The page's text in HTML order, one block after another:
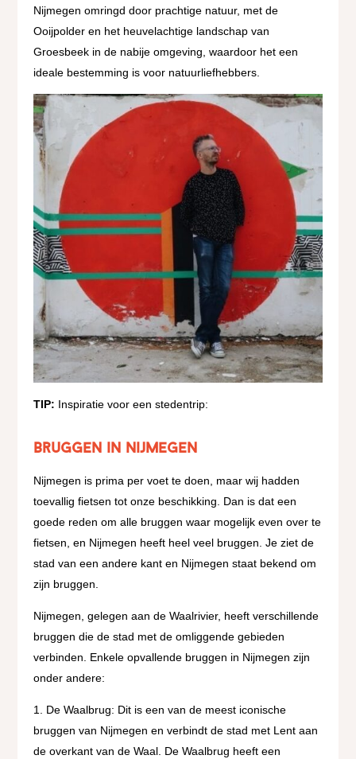
Nijmegen omringd door prachtige natuur, met de
Ooijpolder en het heuvelachtige landschap van
Groesbeek in de nabije omgeving, waardoor het een
ideale bestemming is voor natuurliefhebbers.
TIP: Inspiratie voor een stedentrip:
Bruggen in Nijmegen
Nijmegen is prima per voet te doen, maar wij hadden
toevallig fietsen tot onze beschikking. Dan is dat een
goede reden om alle bruggen waar mogelijk even over te
fietsen, en Nijmegen heeft heel veel bruggen. Je ziet de
stad van een andere kant en Nijmegen staat bekend om
zijn bruggen.
Nijmegen, gelegen aan de Waalrivier, heeft verschillende
bruggen die de stad met de omliggende gebieden
verbinden. Enkele opvallende bruggen in Nijmegen zijn
onder andere:
De Waalbrug: Dit is een van de meest iconische
bruggen van Nijmegen en verbindt de stad met Lent aan
de overkant van de Waal. De Waalbrug heeft een